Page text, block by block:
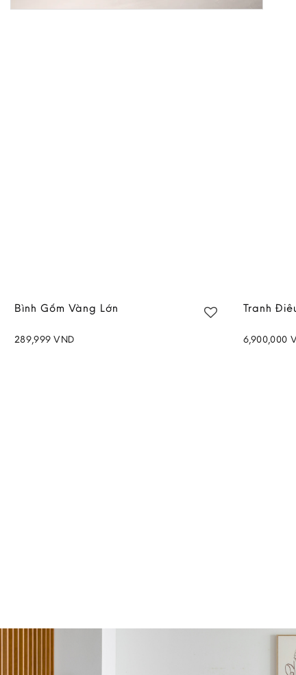
Bình Gốm Vàng Lớn
289,999VND
Tranh
6,900,000